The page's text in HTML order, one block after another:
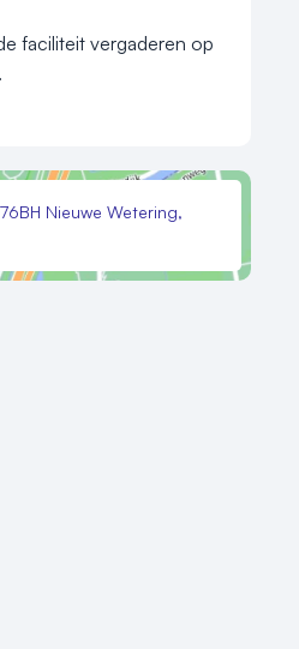
faciliteit vergaderen op
de deur parkeren, er is
Nieuwe Wetering,